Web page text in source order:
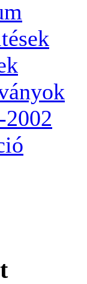
2002